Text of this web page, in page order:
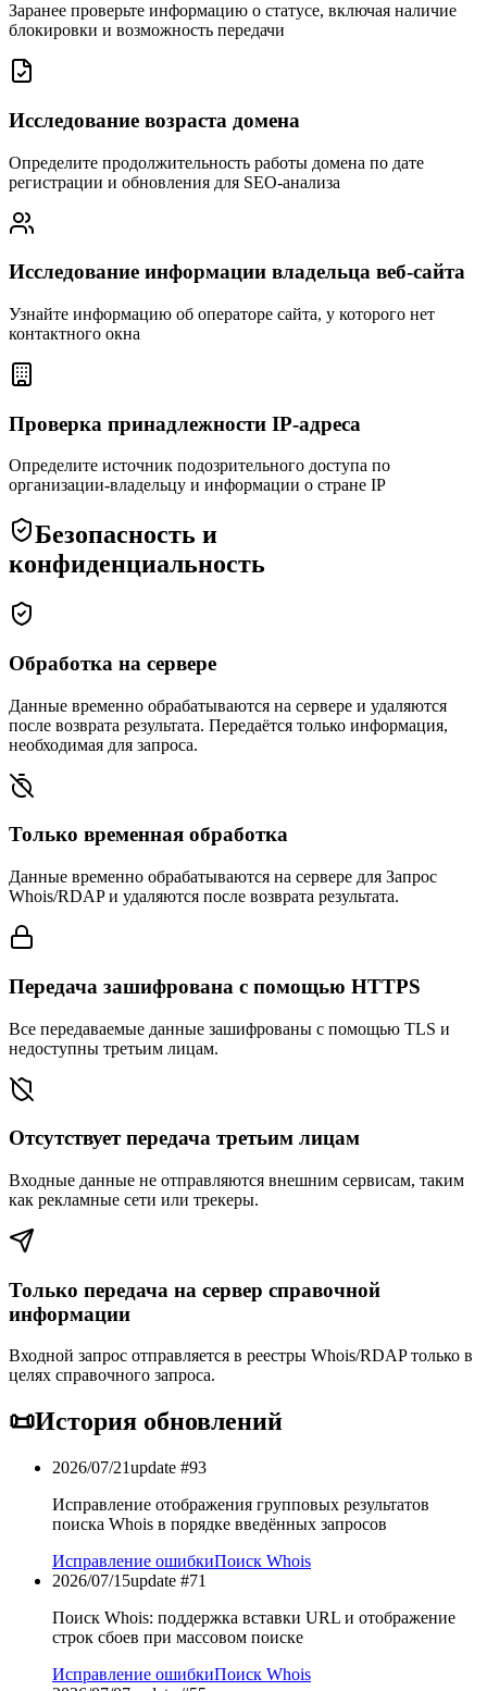
Заранее проверьте информацию о статусе, включая наличие
блокировки и возможность передачи
Исследование возраста домена
Определите продолжительность работы домена по дате
регистрации и обновления для SEO-анализа
Исследование информации владельца веб-сайта
Узнайте информацию об операторе сайта, у которого нет
контактного окна
Проверка принадлежности IP-адреса
Определите источник подозрительного доступа по
организации-владельцу и информации о стране IP
Безопасность и
конфиденциальность
Обработка на сервере
Данные временно обрабатываются на сервере и удаляются
после возврата результата. Передаётся только информация,
необходимая для запроса.
Только временная обработка
Данные временно обрабатываются на сервере для Запрос
Whois/RDAP и удаляются после возврата результата.
Передача зашифрована с помощью HTTPS
Все передаваемые данные зашифрованы с помощью TLS и
недоступны третьим лицам.
Отсутствует передача третьим лицам
Входные данные не отправляются внешним сервисам, таким
как рекламные сети или трекеры.
Только передача на сервер справочной
информации
Входной запрос отправляется в реестры Whois/RDAP только в
целях справочного запроса.
📜История обновлений
2026/07/21update #93
Исправление отображения групповых результатов
поиска Whois в порядке введённых запросов
Исправление ошибкиПоиск Whois
2026/07/15update #71
Поиск Whois: поддержка вставки URL и отображение
строк сбоев при массовом поиске
Исправление ошибкиПоиск Whois